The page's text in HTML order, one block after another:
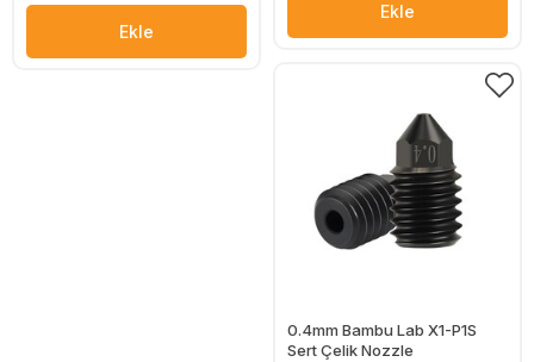
Ekle
Ekle
0.4mm Bambu Lab X1-P1S
Sert Çelik Nozzle